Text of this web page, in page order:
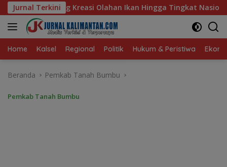
Langsung
ke
konten
Jurnal Terkini
Ikan Hingga Tingkat Nasional Pada Lomba Masak Serba Ikan
Home Kalsel Regional Politik Hukum & Peristiwa
Beranda Pemkab Tanah Bumbu
Pemkab Tanah Bumbu